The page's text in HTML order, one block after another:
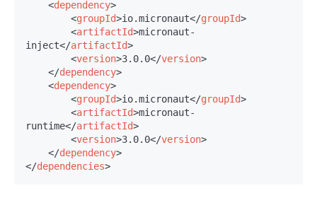
<dependency>
<groupId>io.micronaut</groupId>
<artifactId>micronaut-
inject</artifactId>
<version>3.0.0</version>
</dependency>
<dependency>
<groupId>io.micronaut</groupId>
<artifactId>micronaut-
runtime</artifactId>
<version>3.0.0</version>
</dependency>
</dependencies>